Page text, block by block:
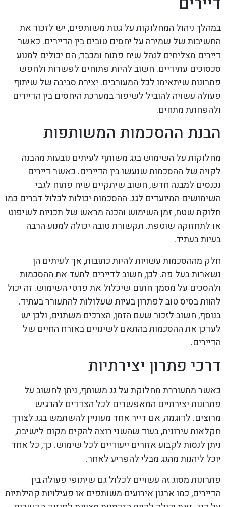
במהלך ניהול המחלוקות על גגות משותפים, יש לזכור את
החשיבות של שמירה על יחסים טובים בין הדיירים. כאשר
דיירים מצליחים לנהל שיח פתוח ומכבד, הם יכולים למנוע
סכסוכים עתידיים. חשוב להיות פתוחים לפשרות ולחפש
פתרונות שיתאימו לכל המעורבים. יצירת סביבה של שיתוף
פעולה עשויה להוביל לשיפור במערכת היחסים בין הדיירים
ולהפחתת מתחים.
הבנת ההסכמות המשותפות
מחלוקות על השימוש בגג משותף לעיתים נובעות מהבנה
לקויה של ההסכמות שנעשו בין הדיירים. כאשר דיירים
נכנסים למבנה חדש, חשוב שיתקיים שיח פתוח לגבי
השימושים המיועדים לגג. ההסכמות יכולות לכלול דברים כמו
חלוקת שטח, זמן השימוש והכנה מראש של תכניות לשיפוט
או לתחזוקה שוטפת. תקשורת טובה יכולה למנוע הרבה
בעיות בעתיד.
חלק מההסכמות עשויות להיות כתובות, אך לעיתים הן
נשארות בעל פה. לכן, חשוב לדיירים לתעד את ההסכמות
ולהסכים על מסמך חתום שיכלול את פרטי השימוש. זה יכול
להוות בסיס טוב לפתרון בעיות שעלולות להתעורר בעתיד.
בנוסף, חשוב לזכור שעם הזמן, הצרכים משתנים, ולכן יש
לעדכן את ההסכמות בהתאם לשינויים באורח החיים של
הדיירים.
דרכי פתרון יצירתיות
כאשר מתעוררת מחלוקת על גג משותף, ניתן לחשוב על
פתרונות יצירתיים המאפשרים לכל הצדדים להרגיש
מרוצים. לדוגמה, אם דייר אחד מעוניין להשתמש בגג לצורך
חקלאות עירונית, בעוד שהשני רוצה להקים מקום לישיבה,
ניתן לנסות לקבוע אזורים ייעודיים לכל שימוש. כך, כל אחד
יוכל ליהנות מהגג מבלי להפריע לאחר.
פתרונות מסוג זה עשויים לכלול גם שיתופי פעולה בין
הדיירים, כמו ארגון אירועים משותפים או פעילויות קהילתיות